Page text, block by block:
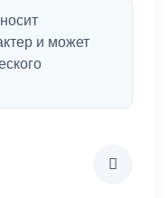
и может